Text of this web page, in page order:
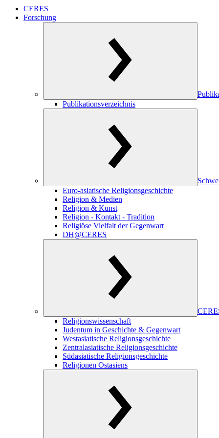
CERES
Forschung
Publikationsverzeichnis
Euro-asiatische Religionsgeschichte
Religion & Medien
Religion & Kunst
Religion - Kontakt - Tradition
Religiöse Vielfalt der Gegenwart
DH@CERES
Religionswissenschaft
Judentum in Geschichte & Gegenwart
Westasiatische Religionsgeschichte
Zentralasiatische Religionsgeschichte
Südasiatische Religionsgeschichte
Religionen Ostasiens